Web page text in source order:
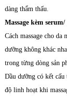
dàng thẩm thấu.
Massage kèm
Cách massage cho da
dưỡng không khác
trong từng dòng sản
Dầu dưỡng có kết
độ linh hoạt khi